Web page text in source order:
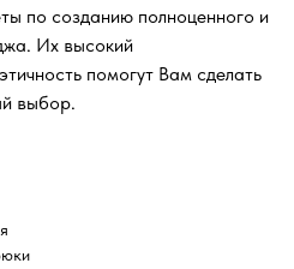
по созданию полноценного и
Их высокий
помогут Вам сделать
выбор.